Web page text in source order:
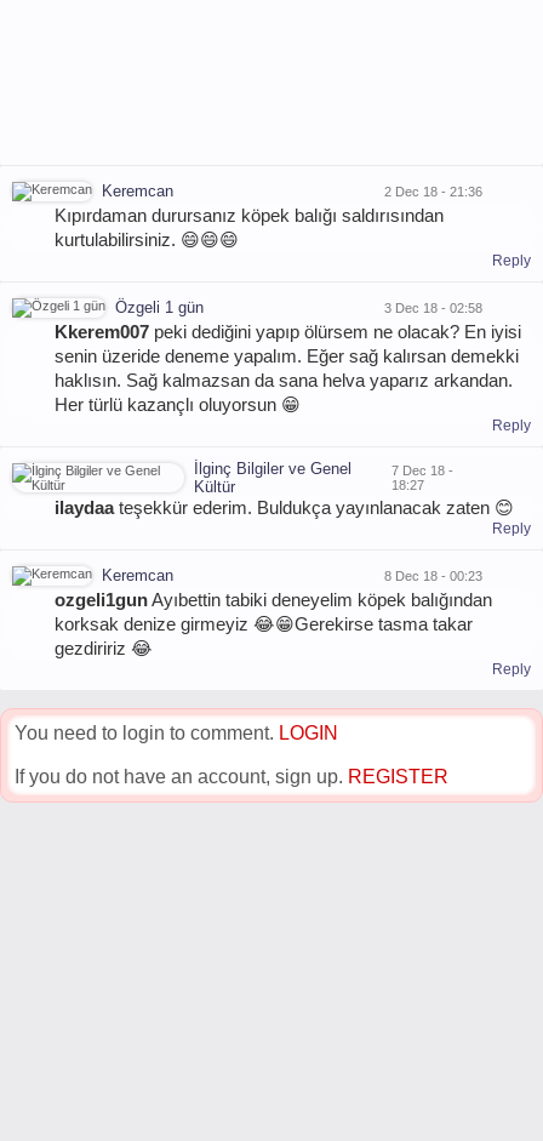
Keremcan 2 Dec 18 - 21:36
Kıpırdaman durursanız köpek balığı saldırısından
kurtulabilirsiniz. 😄😄😄
Reply
Özgeli 1 gün 3 Dec 18 - 02:58
Kkerem007 peki dediğini yapıp ölürsem ne olacak? En iyisi
senin üzeride deneme yapalım. Eğer sağ kalırsan demekki
haklısın. Sağ kalmazsan da sana helva yaparız arkandan.
Her türlü kazançlı oluyorsun 😁
Reply
İlginç Bilgiler ve Genel
Kültür
7 Dec 18 -
18:27
ilaydaateşekkür ederim. Buldukça yayınlanacak zaten 😊
Reply
Keremcan 8 Dec 18 - 00:23
ozgeli1gunAyıbettin tabiki deneyelim köpek balığından
korksak denize girmeyiz 😂😁Gerekirse tasma takar
gezdiririz 😂
Reply
You need to login to comment. LOGIN
If you do not have an account, sign up. REGISTER